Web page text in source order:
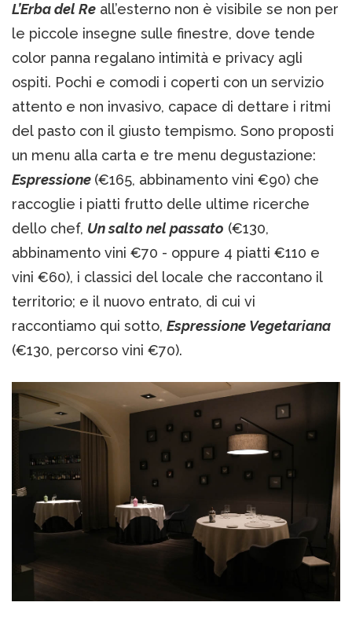
L’Erba del Re all’esterno non è visibile se non per
le piccole insegne sulle finestre, dove tende
color panna regalano intimità e privacy agli
ospiti. Pochi e comodi i coperti con un servizio
attento e non invasivo, capace di dettare i ritmi
del pasto con il giusto tempismo. Sono proposti
un menu alla carta e tre menu degustazione:
Espressione (€165, abbinamento vini €90) che
raccoglie i piatti frutto delle ultime ricerche
dello chef, Un salto nel passato (€130,
abbinamento vini €70 - oppure 4 piatti €110 e
vini €60), i classici del locale che raccontano il
territorio; e il nuovo entrato, di cui vi
raccontiamo qui sotto, Espressione Vegetariana
(€130, percorso vini €70).